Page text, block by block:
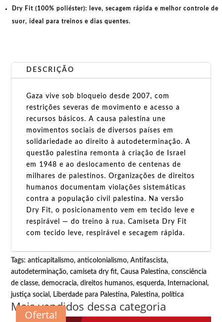
Dry Fit (100% poliéster): leve, secagem rápida e melhor controle de
suor, ideal para treinos e dias quentes.
DESCRIÇÃO
Gaza vive sob bloqueio desde 2007, com
restrições severas de movimento e acesso a
recursos básicos. A causa palestina une
movimentos sociais de diversos países em
solidariedade ao direito à autodeterminação. A
questão palestina remonta à criação de Israel
em 1948 e ao deslocamento de centenas de
milhares de palestinos. Organizações de direitos
humanos documentam violações sistemáticas
contra a população civil palestina. Na versão
Dry Fit, o posicionamento vem em tecido leve e
respirável — do treino à rua. Camiseta Dry Fit
com tecido leve, respirável e secagem rápida.
Tags:anticapitalismo,anticolonialismo,Antifascista,
autodeterminação,camiseta dry fit,Causa Palestina,consciência
de classe,democracia,direitos humanos,esquerda, Internacional,
justiça social, Liberdade para Palestina, Palestina, política
Mais vendidos dessa categoria
Oferta!